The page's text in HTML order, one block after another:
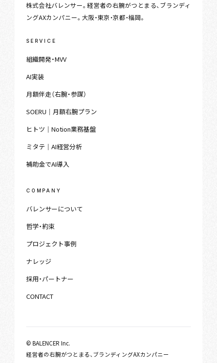
株式会社バレンサー。経営者の右腕がつとまる、ブランディ
ングAXカンパニー。大阪・東京・京都・福岡。
SERVICE
組織開発・MVV
AI実装
月額伴走（右腕・参謀）
SOERU｜月額右腕プラン
ヒトツ｜Notion業務基盤
ミタテ｜AI経営分析
補助金でAI導入
COMPANY
バレンサーについて
哲学・約束
プロジェクト事例
ナレッジ
採用・パートナー
CONTACT
© BALENCER Inc.
経営者の右腕がつとまる、ブランディングAXカンパニー